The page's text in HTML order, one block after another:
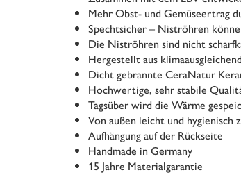
Mehr Obst- und Gemüseertrag
Spechtsicher – Niströhren
Die Niströhren sind nicht
Hergestellt aus
Dicht gebrannte CeraNatur
Hochwertige, sehr stabile
Tagsüber wird die Wärme
Von außen leicht und hygienisch
Aufhängung auf der Rückseite
Handmade in Germany
15 Jahre Materialgarantie